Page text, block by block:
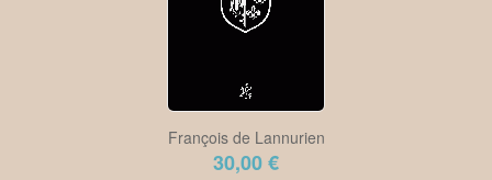
François de Lannurien
30,00 €